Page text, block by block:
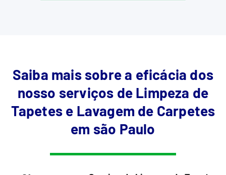
Saiba mais sobre a eficácia dos
nosso serviços de Limpeza de
Tapetes e Lavagem de Carpetes
em são Paulo